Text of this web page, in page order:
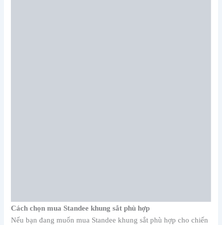
Cách chọn mua Standee khung sắt phù hợp
Nếu bạn đang muốn mua Standee khung sắt phù hợp cho chiến